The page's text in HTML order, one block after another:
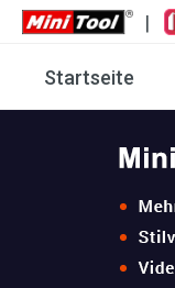
|
Startseite